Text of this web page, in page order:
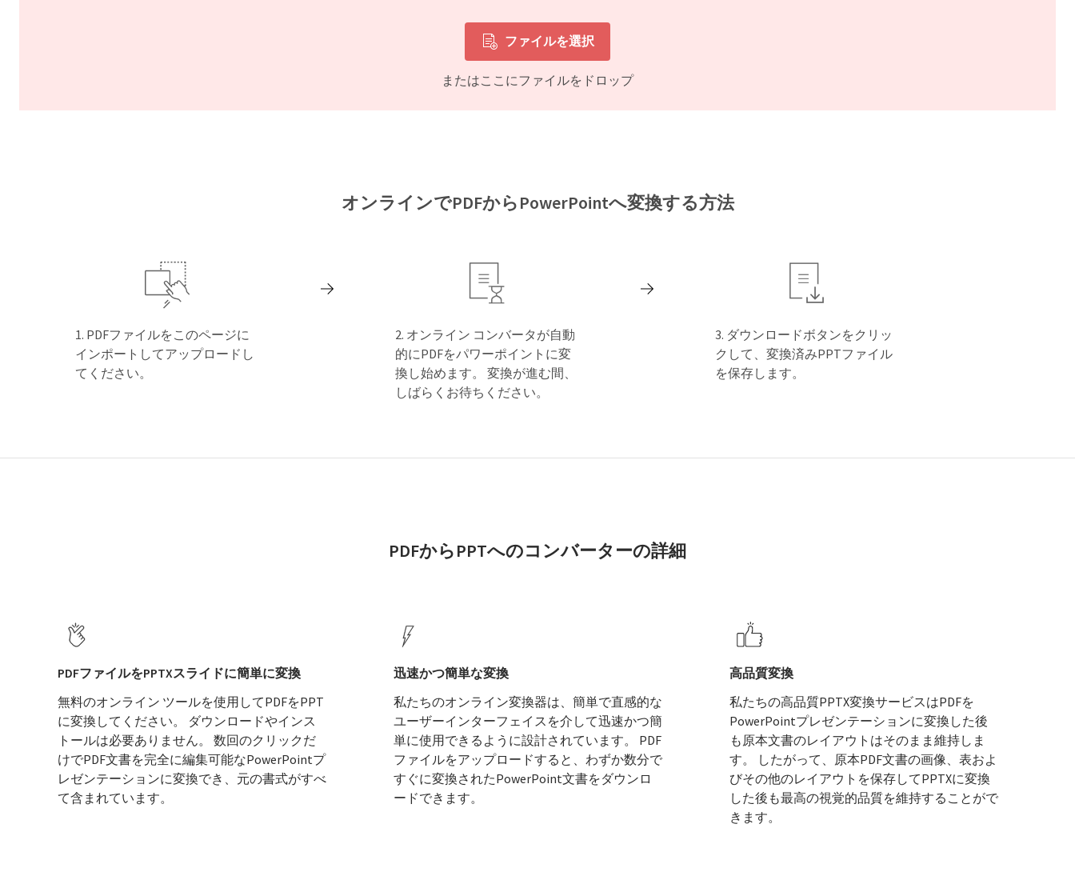
ファイルを選択
またはここにファイルをドロップ
オンラインでPDFからPowerPointへ変換する方法
PDFファイルをこのページに
インポートしてアップロードし
てください。
オンライン コンバータが自動
的にPDFをパワーポイントに変
換し始めます。 変換が進む間、
しばらくお待ちください。
ダウンロードボタンをクリッ
クして、変換済みPPTファイル
を保存します。
PDFからPPTへのコンバーターの詳細
PDFファイルをPPTXスライドに簡単に変換
無料のオンライン ツールを使用してPDFをPPT
に変換してください。 ダウンロードやインス
トールは必要ありません。 数回のクリックだ
けでPDF文書を完全に編集可能なPowerPointプ
レゼンテーションに変換でき、元の書式がすべ
て含まれています。
迅速かつ簡単な変換
私たちのオンライン変換器は、簡単で直感的な
ユーザーインターフェイスを介して迅速かつ簡
単に使用できるように設計されています。 PDF
ファイルをアップロードすると、わずか数分で
すぐに変換されたPowerPoint文書をダウンロ
ードできます。
高品質変換
私たちの高品質PPTX変換サービスはPDFを
PowerPointプレゼンテーションに変換した後
も原本文書のレイアウトはそのまま維持しま
す。 したがって、原本PDF文書の画像、表およ
びその他のレイアウトを保存してPPTXに変換
した後も最高の視覚的品質を維持することがで
きます。